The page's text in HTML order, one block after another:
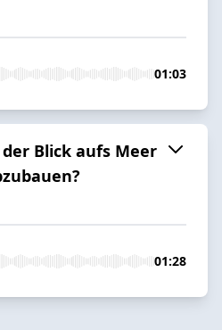
01:03
Blick aufs Meer
01:28